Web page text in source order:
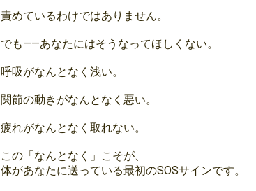
責めているわけではありません。
でも——あなたにはそうなってほしくない。
呼吸がなんとなく浅い。
関節の動きがなんとなく悪い。
疲れがなんとなく取れない。
この「なんとなく」こそが、
体があなたに送っている最初のSOSサインです。